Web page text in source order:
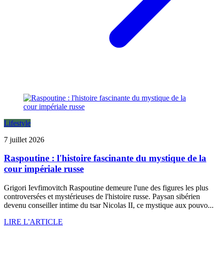
Lifestyle
7 juillet 2026
Raspoutine : l'histoire fascinante du mystique de la
cour impériale russe
Grigori Ievfimovitch Raspoutine demeure l'une des figures les plus
controversées et mystérieuses de l'histoire russe. Paysan sibérien
devenu conseiller intime du tsar Nicolas II, ce mystique aux pouvo...
LIRE L'ARTICLE